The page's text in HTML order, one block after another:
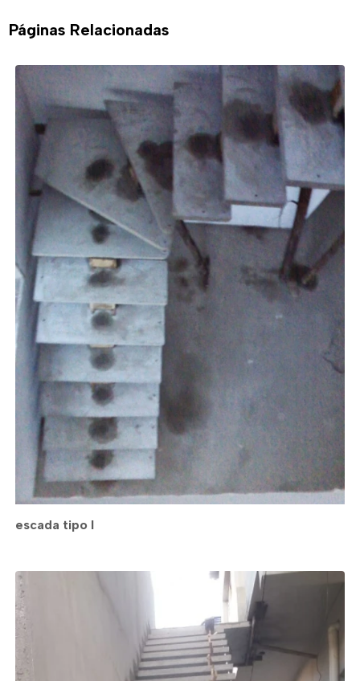
Páginas Relacionadas
escada tipo l